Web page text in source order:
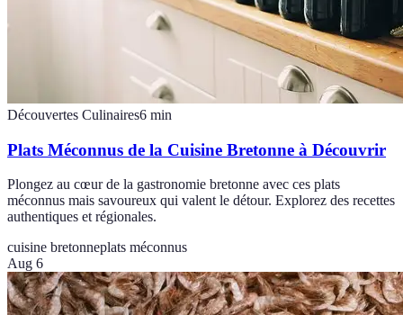
Découvertes Culinaires6 min
Plats Méconnus de la Cuisine Bretonne à Découvrir
Plongez au cœur de la gastronomie bretonne avec ces plats
méconnus mais savoureux qui valent le détour. Explorez des recettes
authentiques et régionales.
cuisine bretonneplats méconnus
Aug 6